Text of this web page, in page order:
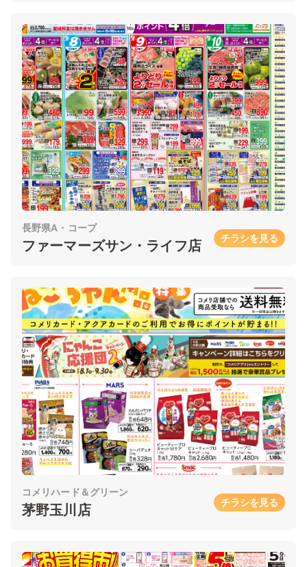
長野県A・コープ
ファーマーズサン・ライフ店 チラシを見る
コメリハード＆グリーン
茅野玉川店 チラシを見る